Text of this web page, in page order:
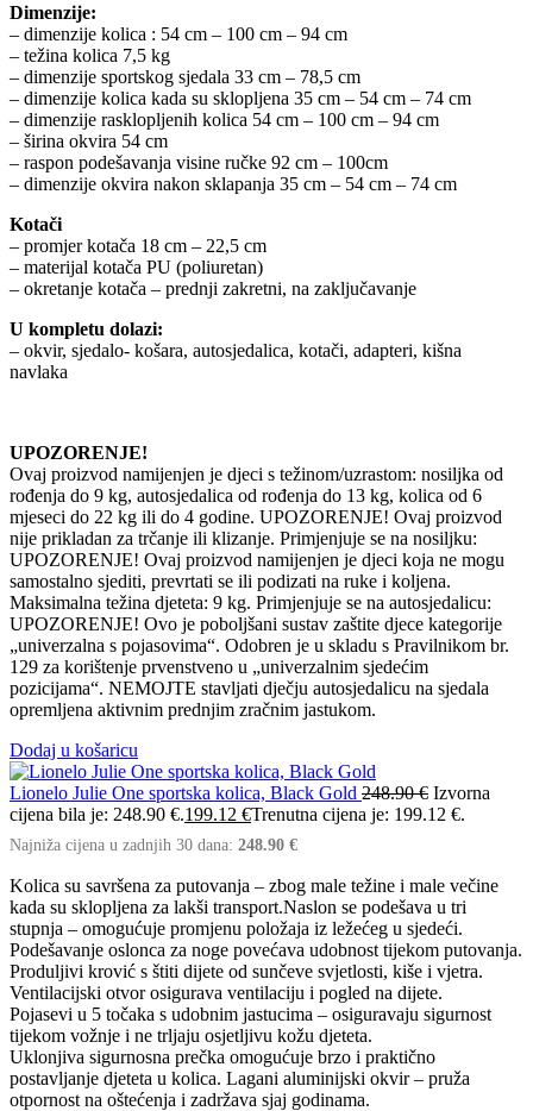
Dimenzije:
– dimenzije kolica : 54 cm – 100 cm – 94 cm
– težina kolica 7,5 kg
– dimenzije sportskog sjedala 33 cm – 78,5 cm
– dimenzije kolica kada su sklopljena 35 cm – 54 cm – 74 cm
– dimenzije rasklopljenih kolica 54 cm – 100 cm – 94 cm
– širina okvira 54 cm
– raspon podešavanja visine ručke 92 cm – 100cm
– dimenzije okvira nakon sklapanja 35 cm – 54 cm – 74 cm
Kotači
– promjer kotača 18 cm – 22,5 cm
– materijal kotača PU (poliuretan)
– okretanje kotača – prednji zakretni, na zaključavanje
U kompletu dolazi:
– okvir, sjedalo- košara, autosjedalica, kotači, adapteri, kišna
navlaka
UPOZORENJE!
Ovaj proizvod namijenjen je djeci s težinom/uzrastom: nosiljka od
rođenja do 9 kg, autosjedalica od rođenja do 13 kg, kolica od 6
mjeseci do 22 kg ili do 4 godine. UPOZORENJE! Ovaj proizvod
nije prikladan za trčanje ili klizanje. Primjenjuje se na nosiljku:
UPOZORENJE! Ovaj proizvod namijenjen je djeci koja ne mogu
samostalno sjediti, prevrtati se ili podizati na ruke i koljena.
Maksimalna težina djeteta: 9 kg. Primjenjuje se na autosjedalicu:
UPOZORENJE! Ovo je poboljšani sustav zaštite djece kategorije
„univerzalna s pojasovima“. Odobren je u skladu s Pravilnikom br.
129 za korištenje prvenstveno u „univerzalnim sjedećim
pozicijama“. NEMOJTE stavljati dječju autosjedalicu na sjedala
opremljena aktivnim prednjim zračnim jastukom.
Dodaj u košaricu
Lionelo Julie One sportska kolica, Black Gold 248.90€ Izvorna
cijena bila je: 248.90 €.199.12 €Trenutna cijena je: 199.12 €.
Najniža cijena u zadnjih 30 dana: 248.90 €
Kolica su savršena za putovanja – zbog male težine i male večine
kada su sklopljena za lakši transport.Naslon se podešava u tri
stupnja – omogućuje promjenu položaja iz ležećeg u sjedeći.
Podešavanje oslonca za noge povećava udobnost tijekom putovanja.
Produljivi krović s štiti dijete od sunčeve svjetlosti, kiše i vjetra.
Ventilacijski otvor osigurava ventilaciju i pogled na dijete.
Pojasevi u 5 točaka s udobnim jastucima – osiguravaju sigurnost
tijekom vožnje i ne trljaju osjetljivu kožu djeteta.
Uklonjiva sigurnosna prečka omogućuje brzo i praktično
postavljanje djeteta u kolica. Lagani aluminijski okvir – pruža
otpornost na oštećenja i zadržava sjaj godinama.